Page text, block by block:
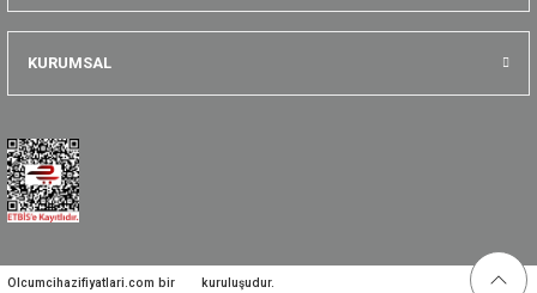
KURUMSAL
Olcumcihazifiyatlari.com bir kuruluşudur.